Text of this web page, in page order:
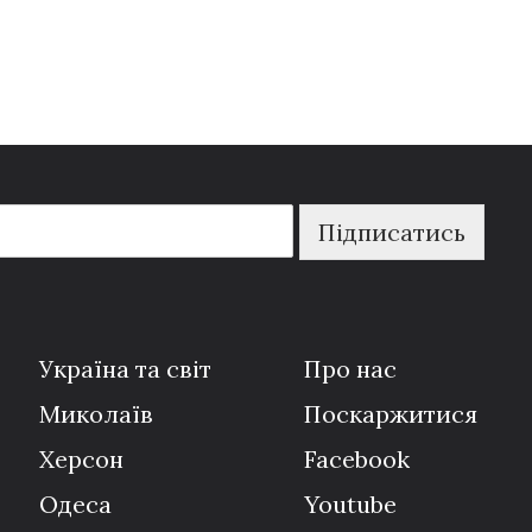
Підписатись
Україна та світ
Миколаїв
Херсон
Одеса
Про нас
Поскаржитися
Facebook
Youtube